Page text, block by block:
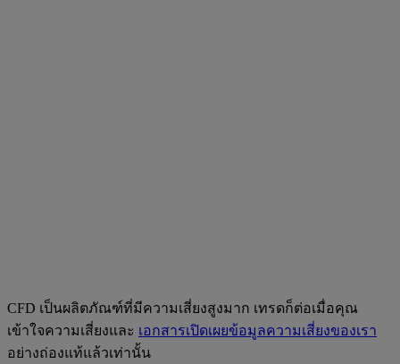
CFD เป็นผลิตภัณฑ์ที่มีความเสี่ยงสูงมาก เทรดก็ต่อเมื่อคุณ
เข้าใจความเสี่ยงและ เอกสารเปิดเผยข้อมูลความเสี่ยงของเรา
อย่างถ่องแท้แล้วเท่านั้น